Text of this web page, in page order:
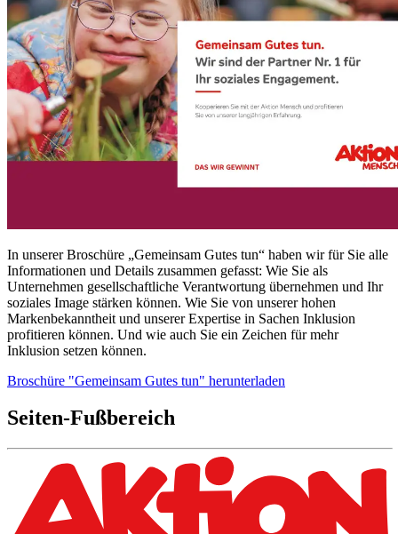
In unserer Broschüre „Gemeinsam Gutes tun“ haben wir für Sie alle
Informationen und Details zusammen gefasst: Wie Sie als
Unternehmen gesellschaftliche Verantwortung übernehmen und Ihr
soziales Image stärken können. Wie Sie von unserer hohen
Markenbekanntheit und unserer Expertise in Sachen Inklusion
profitieren können. Und wie auch Sie ein Zeichen für mehr
Inklusion setzen können.
Broschüre "Gemeinsam Gutes tun" herunterladen
Seiten-Fußbereich